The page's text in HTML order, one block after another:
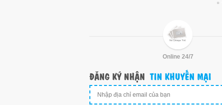
Online 24/7
ĐĂNG KÝ NHẬN TIN KHUYẾN MẠI